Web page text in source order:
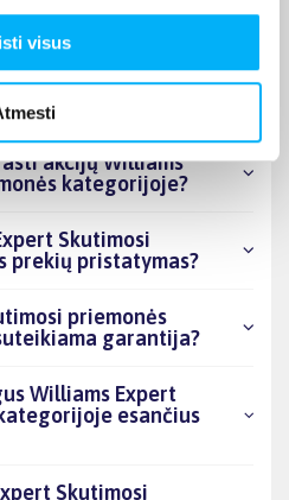
visus
asortimente ir kokia
akcijų Williams
kategorijoje?
Skutimosi
prekių pristatymas?
priemonės
garantija?
Williams Expert
esančius
Skutimosi